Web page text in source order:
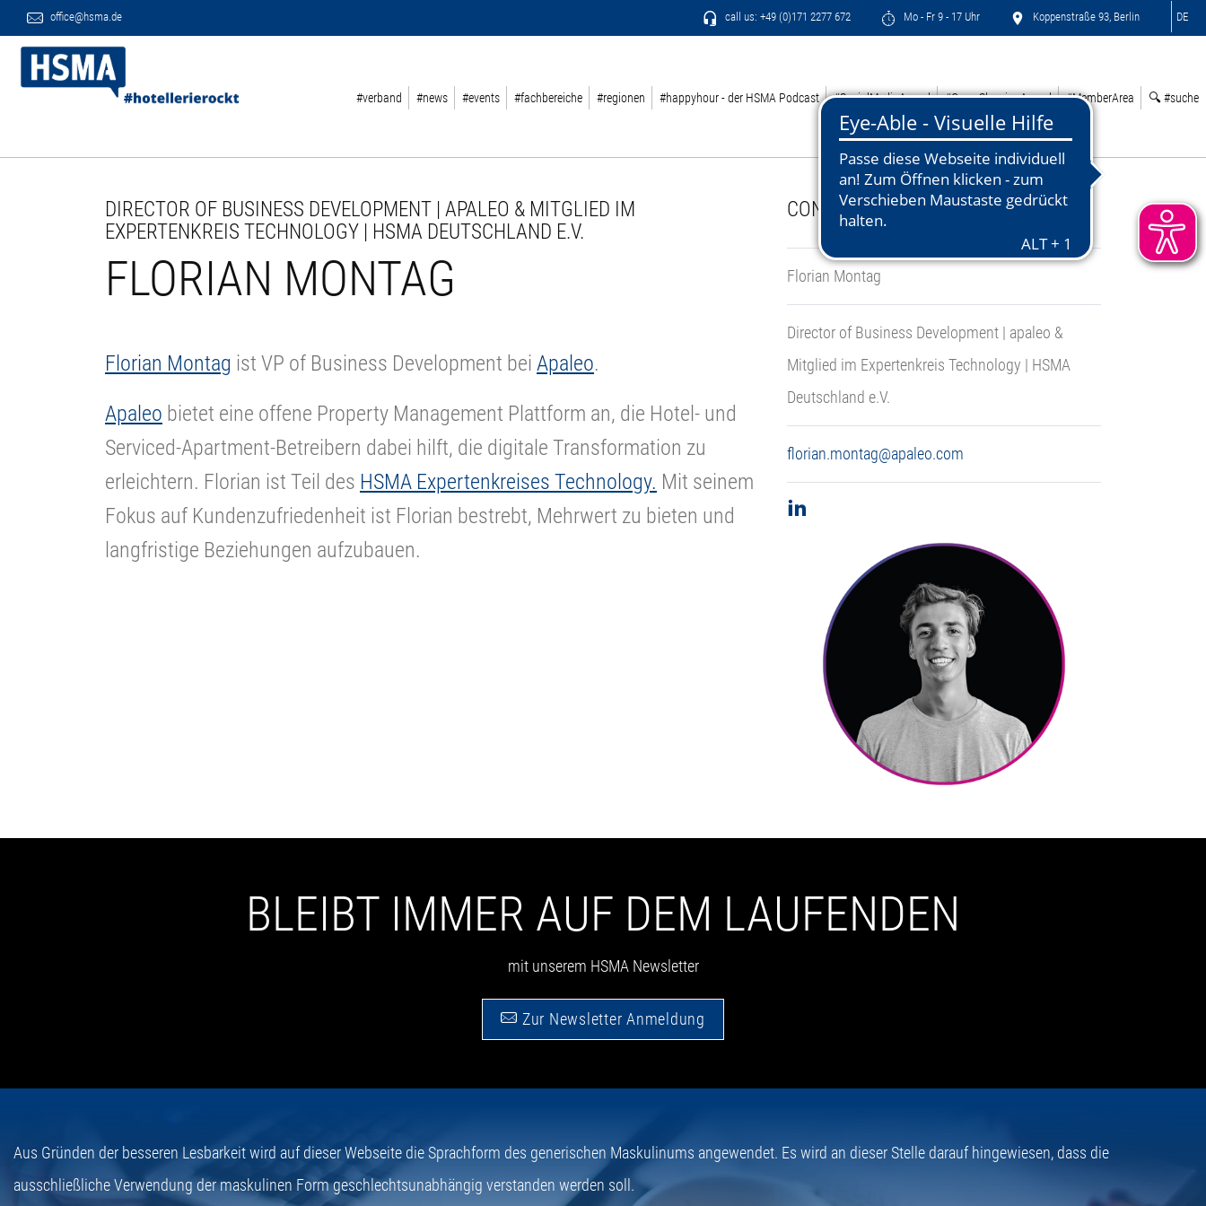
office@hsma.de call us: +49 (0)171 2277 672 Mo - Fr 9 - 17 Uhr Koppenstraße 93, Berlin DE
#verband #news #events #fachbereiche #regionen #happyhour - der HSMA Podcast #SocialMediaAward #GreenSleepingAward #MemberArea 🔍 #suche
DIRECTOR OF BUSINESS DEVELOPMENT | APALEO & MITGLIED IM
EXPERTENKREIS TECHNOLOGY | HSMA DEUTSCHLAND E.V.
FLORIAN MONTAG
Florian Montag ist VP of Business Development bei Apaleo.
Apaleo bietet eine offene Property Management Plattform an, die Hotel- und
Serviced-Apartment-Betreibern dabei hilft, die digitale Transformation zu
erleichtern. Florian ist Teil des HSMA Expertenkreises Technology. Mit seinem
Fokus auf Kundenzufriedenheit ist Florian bestrebt, Mehrwert zu bieten und
langfristige Beziehungen aufzubauen.
CONTACT:
Florian Montag
Director of Business Development | apaleo &
Mitglied im Expertenkreis Technology | HSMA
Deutschland e.V.
florian.montag@apaleo.com
BLEIBT IMMER AUF DEM LAUFENDEN
mit unserem HSMA Newsletter
Zur Newsletter Anmeldung
Aus Gründen der besseren Lesbarkeit wird auf dieser Webseite die Sprachform des generischen Maskulinums angewendet. Es wird an dieser Stelle darauf hingewiesen, dass die
ausschließliche Verwendung der maskulinen Form geschlechtsunabhängig verstanden werden soll.